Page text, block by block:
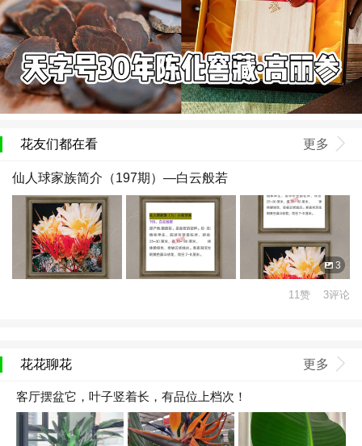
花友们都在看 更多
仙人球家族简介（197期）—白云般若
3
11赞 3评论
花花聊花 更多
客厅摆盆它，叶子竖着长，有品位上档次！